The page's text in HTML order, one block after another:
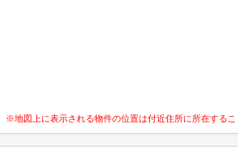
※地図上に表示される物件の位置は付近住所に所在する